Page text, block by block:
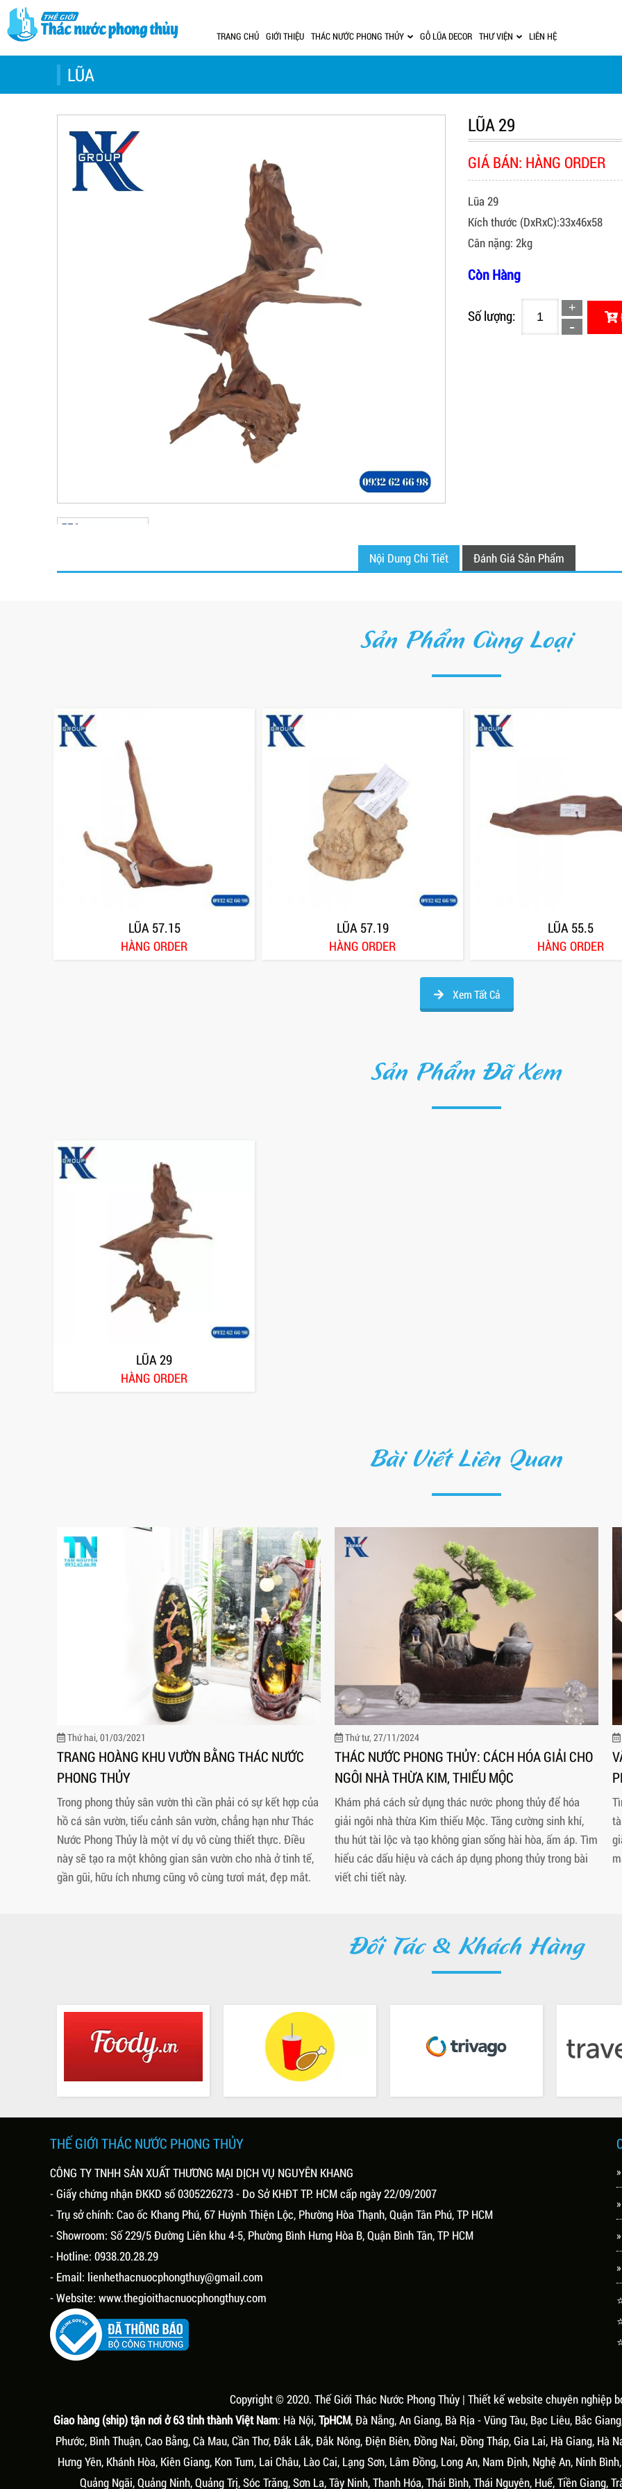
TRANG CHỦ GIỚI THIỆU THÁC NƯỚC PHONG THỦY GỖ LŨA DECOR THƯ VIỆN LIÊN HỆ
LŨA
LŨA 29
GIÁ BÁN: HÀNG ORDER
Lũa 29
Kích thước (DxRxC):33x46x58
Cân nặng: 2kg
Còn Hàng
Số lượng:
Nội Dung Chi Tiết Đánh Giá Sản Phẩm
Sản Phẩm Cùng Loại
LŨA 57.15
HÀNG ORDER
LŨA 57.19
HÀNG ORDER
LŨA 55.5
HÀNG ORDER
Xem Tất Cả
Sản Phẩm Đã Xem
LŨA 29
HÀNG ORDER
Bài Viết Liên Quan
Thứ hai, 01/03/2021
TRANG HOÀNG KHU VƯỜN BẰNG THÁC NƯỚC
PHONG THỦY
Trong phong thủy sân vườn thì cần phải có sự kết hợp của
hồ cá sân vườn, tiểu cảnh sân vườn, chẳng hạn như Thác
Nước Phong Thủy là một ví dụ vô cùng thiết thực. Điều
này sẽ tạo ra một không gian sân vườn cho nhà ở tinh tế,
gần gũi, hữu ích nhưng cũng vô cùng tươi mát, đẹp mắt.
Thứ tư, 27/11/2024
THÁC NƯỚC PHONG THỦY: CÁCH HÓA GIẢI CHO
NGÔI NHÀ THỪA KIM, THIẾU MỘC
Khám phá cách sử dụng thác nước phong thủy để hóa
giải ngôi nhà thừa Kim thiếu Mộc. Tăng cường sinh khí,
thu hút tài lộc và tạo không gian sống hài hòa, ấm áp. Tìm
hiểu các dấu hiệu và cách áp dụng phong thủy trong bài
viết chi tiết này.
Đối Tác & Khách Hàng
THẾ GIỚI THÁC NƯỚC PHONG THỦY
CÔNG TY TNHH SẢN XUẤT THƯƠNG MẠI DỊCH VỤ NGUYÊN KHANG
- Giấy chứng nhận ĐKKD số 0305226273 - Do Sở KHĐT TP. HCM cấp ngày 22/09/2007
- Trụ sở chính: Cao ốc Khang Phú, 67 Huỳnh Thiện Lộc, Phường Hòa Thạnh, Quận Tân Phú, TP HCM
- Showroom: Số 229/5 Đường Liên khu 4-5, Phường Bình Hưng Hòa B, Quận Bình Tân, TP HCM
- Hotline: 0938.20.28.29
- Email: lienhethacnuocphongthuy@gmail.com
- Website: www.thegioithacnuocphongthuy.com
Copyright © 2020. Thế Giới Thác Nước Phong Thủy | Thiết kế website chuyên nghiệp
Giao hàng (ship) tận nơi ở 63 tỉnh thành Việt Nam: Hà Nội,TpHCM, Đà Nẵng, An Giang, Bà Rịa - Vũng Tàu, Bạc Liêu, Bắc
Phước, Bình Thuận, Cao Bằng, Cà Mau, Cần Thơ, Đắk Lắk, Đắk Nông, Điện Biên, Đồng Nai, Đồng Tháp, Gia Lai, Hà Giang, Hà
Hưng Yên, Khánh Hòa, Kiên Giang, Kon Tum, Lai Châu, Lào Cai, Lạng Sơn, Lâm Đồng, Long An, Nam Định, Nghệ An, Ninh
Quảng Ngãi, Quảng Ninh, Quảng Trị, Sóc Trăng, Sơn La, Tây Ninh, Thanh Hóa, Thái Bình, Thái Nguyên, Huế, Tiền Giang,